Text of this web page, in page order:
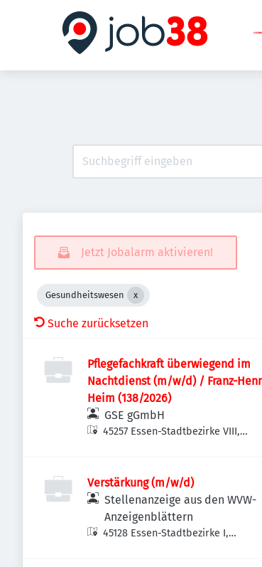
Jetzt Jobalarm aktivieren!
Gesundheitswesen
Suche zurücksetzen
Pflegefachkraft überwiegend im
Nachtdienst (m/w/d) / Franz-
Heim (138/2026)
GSE gGmbH
45257 Essen-Stadtbezirke VIII,
Verstärkung (m/w/d)
Stellenanzeige aus den WVW-
Anzeigenblättern
45128 Essen-Stadtbezirke I,